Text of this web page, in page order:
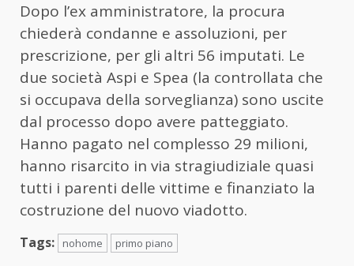
Dopo l’ex amministratore, la procura
chiederà condanne e assoluzioni, per
prescrizione, per gli altri 56 imputati. Le
due società Aspi e Spea (la controllata che
si occupava della sorveglianza) sono uscite
dal processo dopo avere patteggiato.
Hanno pagato nel complesso 29 milioni,
hanno risarcito in via stragiudiziale quasi
tutti i parenti delle vittime e finanziato la
costruzione del nuovo viadotto.
Tags: nohome primo piano